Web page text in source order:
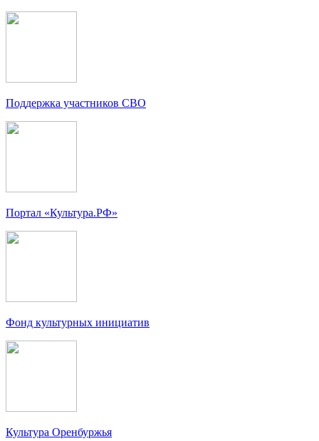
Поддержка участников СВО
Портал «Культура.РФ»
Фонд культурных инициатив
Культура Оренбуржья